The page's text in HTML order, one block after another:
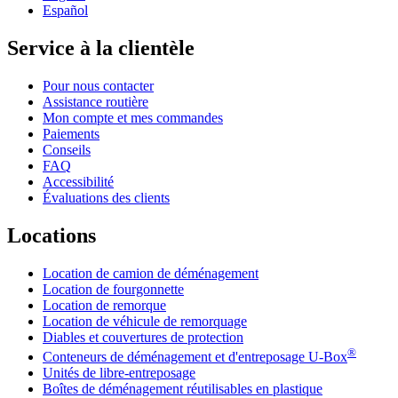
Español
Service à la clientèle
Pour nous contacter
Assistance routière
Mon compte et mes commandes
Paiements
Conseils
FAQ
Accessibilité
Évaluations des clients
Locations
Location de camion de déménagement
Location de fourgonnette
Location de remorque
Location de véhicule de remorquage
Diables et couvertures de protection
Conteneurs de déménagement et d'entreposage U-Box®
Unités de libre-entreposage
Boîtes de déménagement réutilisables en plastique